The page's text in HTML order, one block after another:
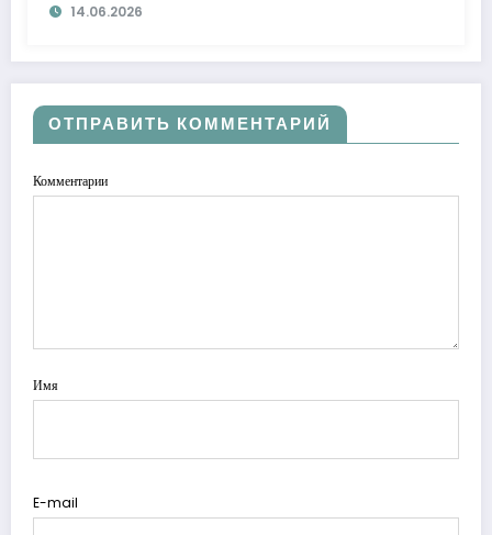
14.06.2026
ОТПРАВИТЬ КОММЕНТАРИЙ
Комментарии
Имя
E-mail